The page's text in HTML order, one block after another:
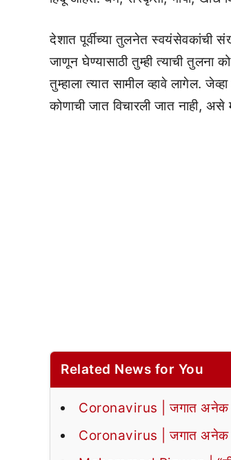
देशात पूर्वीच्या तुलनेत स्वयंसेवकांची
जाणून घेण्यासाठी तुम्ही त्याची
तुम्हाला त्यात सामील व्हावे लागेल.
कोणाची जात विचारली जात नाही,
Related News for You
Coronavirus | जगात अनेक
Coronavirus | जगात अनेक